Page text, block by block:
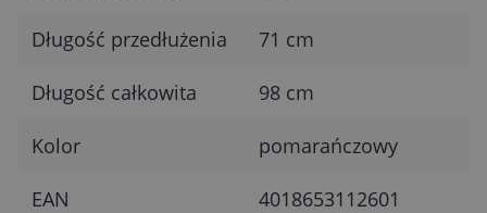
Długość przedłużenia 71 cm
Długość całkowita 98 cm
Kolor pomarańczowy
EAN 4018653112601